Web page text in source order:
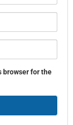
browser for the